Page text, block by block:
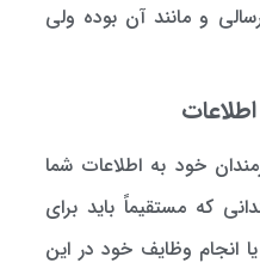
و مانند آن بوده ولی
خود به اطلاعات شما
که مستقیماً باید برای
انجام وظایف خود در این